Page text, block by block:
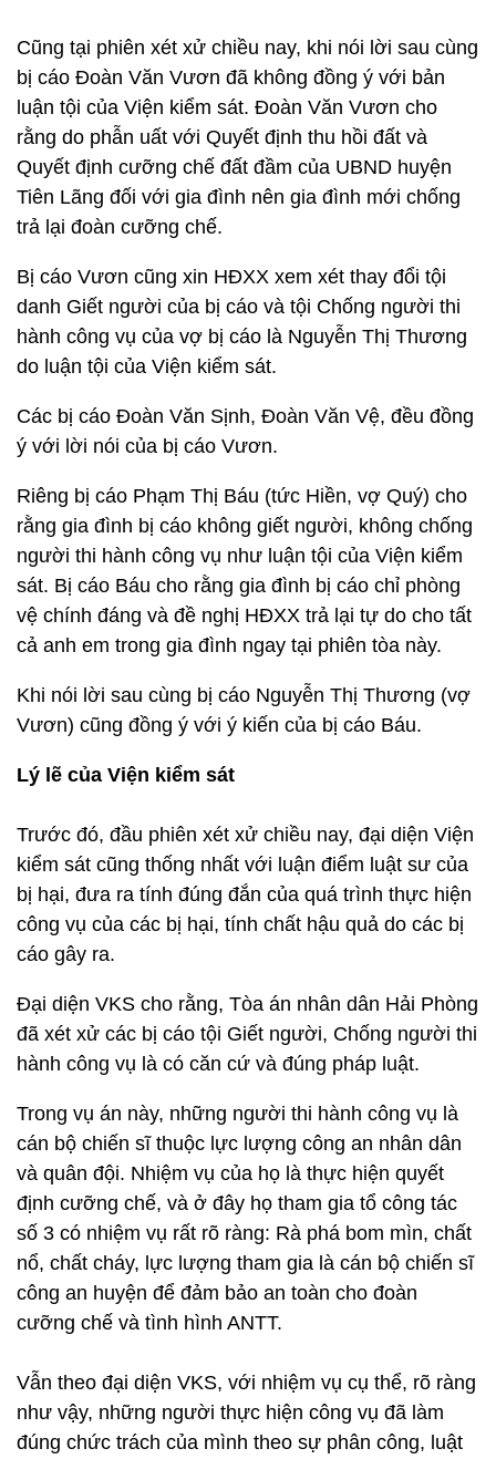
Cũng tại phiên xét xử chiều nay, khi nói lời sau cùng
bị cáo Đoàn Văn Vươn đã không đồng ý với bản
luận tội của Viện kiểm sát. Đoàn Văn Vươn cho
rằng do phẫn uất với Quyết định thu hồi đất và
Quyết định cưỡng chế đất đầm của UBND huyện
Tiên Lãng đối với gia đình nên gia đình mới chống
trả lại đoàn cưỡng chế.
Bị cáo Vươn cũng xin HĐXX xem xét thay đổi tội
danh Giết người của bị cáo và tội Chống người thi
hành công vụ của vợ bị cáo là Nguyễn Thị Thương
do luận tội của Viện kiểm sát.
Các bị cáo Đoàn Văn Sịnh, Đoàn Văn Vệ, đều đồng
ý với lời nói của bị cáo Vươn.
Riêng bị cáo Phạm Thị Báu (tức Hiền, vợ Quý) cho
rằng gia đình bị cáo không giết người, không chống
người thi hành công vụ như luận tội của Viện kiểm
sát. Bị cáo Báu cho rằng gia đình bị cáo chỉ phòng
vệ chính đáng và đề nghị HĐXX trả lại tự do cho tất
cả anh em trong gia đình ngay tại phiên tòa này.
Khi nói lời sau cùng bị cáo Nguyễn Thị Thương (vợ
Vươn) cũng đồng ý với ý kiến của bị cáo Báu.
Lý lẽ của Viện kiểm sát
Trước đó, đầu phiên xét xử chiều nay, đại diện Viện
kiểm sát cũng thống nhất với luận điểm luật sư của
bị hại, đưa ra tính đúng đắn của quá trình thực hiện
công vụ của các bị hại, tính chất hậu quả do các bị
cáo gây ra.
Đại diện VKS cho rằng, Tòa án nhân dân Hải Phòng
đã xét xử các bị cáo tội Giết người, Chống người thi
hành công vụ là có căn cứ và đúng pháp luật.
Trong vụ án này, những người thi hành công vụ là
cán bộ chiến sĩ thuộc lực lượng công an nhân dân
và quân đội. Nhiệm vụ của họ là thực hiện quyết
định cưỡng chế, và ở đây họ tham gia tổ công tác
số 3 có nhiệm vụ rất rõ ràng: Rà phá bom mìn, chất
nổ, chất cháy, lực lượng tham gia là cán bộ chiến sĩ
công an huyện để đảm bảo an toàn cho đoàn
cưỡng chế và tình hình ANTT.
Vẫn theo đại diện VKS, với nhiệm vụ cụ thể, rõ ràng
như vậy, những người thực hiện công vụ đã làm
đúng chức trách của mình theo sự phân công, luật